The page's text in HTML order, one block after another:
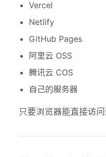
Vercel
Netlify
GitHub Pages
阿里云 OSS
腾讯云 COS
自己的服务器
只要浏览器能直接访